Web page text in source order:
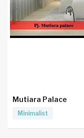
Mutiara Palace
Minimalist